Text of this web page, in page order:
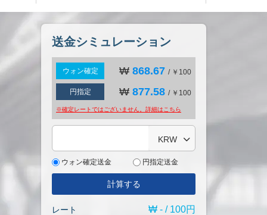
送金シミュレーション
ウォン確定 ₩ 868.67 / ￥100
円指定 ₩ 877.58 / ￥100
※確定レートではございません。詳細は こちら
KRW
ウォン確定送金 円指定送金
計算する
レート ₩ - / 100円